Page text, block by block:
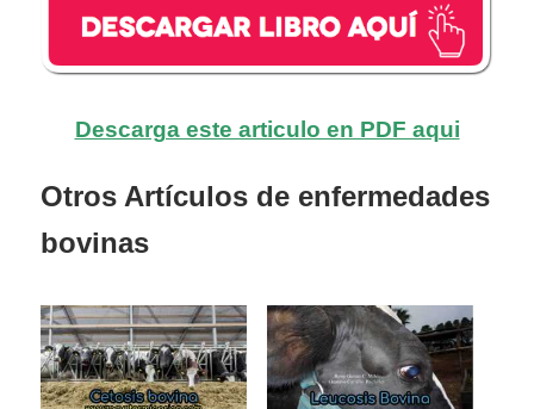
Descarga este articulo en PDF aqui
Otros Artículos de enfermedades
bovinas